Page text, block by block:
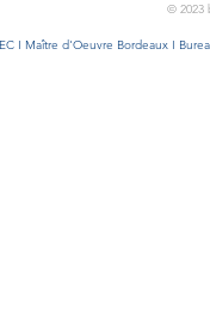
© 2023
I Maître d'Oeuvre Bordeaux I